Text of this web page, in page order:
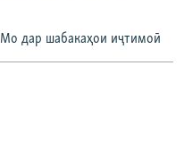
Мо дар шабакаҳои иҷтимоӣ